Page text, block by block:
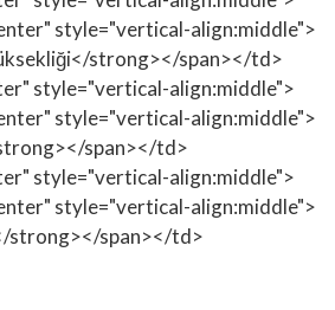
style="vertical-align:middle">
strong></span></td>
style="vertical-align:middle">
style="vertical-align:middle">
span></td>
style="vertical-align:middle">
style="vertical-align:middle">
strong></span></td>